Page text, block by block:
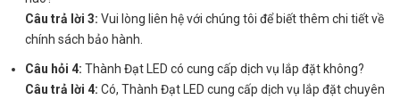
Câu trả lời 3: Vui lòng liên hệ với chúng tôi để biết thêm chi tiết về
chính sách bảo hành.
Câu hỏi 4: Thành Đạt LED có cung cấp dịch vụ lắp đặt không?
Câu trả lời 4: Có, Thành Đạt LED cung cấp dịch vụ lắp đặt chuyên